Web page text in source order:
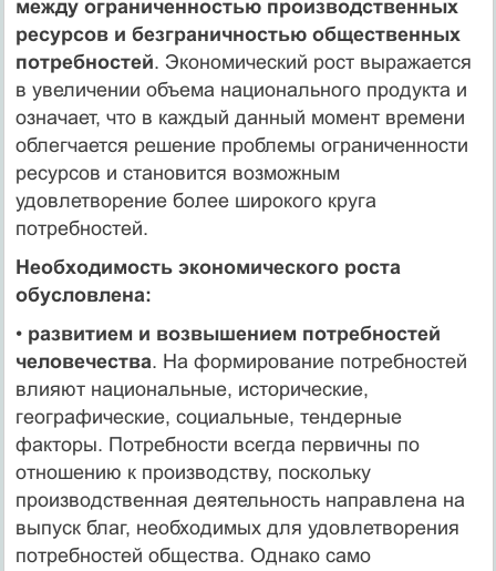
между ограниченностью производ­ственных
ресурсов и безграничностью общественных
потребностей. Экономический рост выражается
в увеличении объема национального продукта и
означает, что в каждый данный мо­мент времени
облегчается решение проблемы ограниченности
ресурсов и становится возможным
удовлетворение более широкого круга
потребностей.
Необходимость экономического роста
обусловлена:
• развитием и возвышением потребностей
человечества. На формирование потребностей
влияют национальные, исторические,
географические, социальные, тендерные
факторы. Потребности всегда первичны по
отношению к произ­водству, поскольку
производственная деятельность направ­лена на
выпуск благ, необходимых для удовлетворения
потребностей общества. Однако само